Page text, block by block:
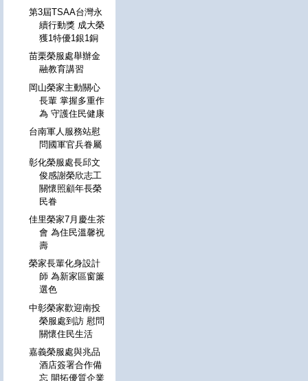
第3屆TSAA台灣永
續行動獎 成大榮
獲1特優1銀1銅
苗栗榮服處舉辦金
融教育講習
岡山榮家主動關心
長輩 掌握多重作
為 守護住民健康
台南軍人服務站慰
問國軍官兵眷屬
彰化榮服處長邱文
俊感謝榮欣志工
關懷照顧年長榮
民眷
佳里榮家7月慶生茶
會 為住民溫馨祝
壽
榮家長輩化身設計
師 為新家區窗簾
選色
中彰榮家歡迎南投
榮服處到訪 慰問
關懷住民生活
嘉義榮服處與兆品
酒店簽署合作備
忘 開拓優質企業